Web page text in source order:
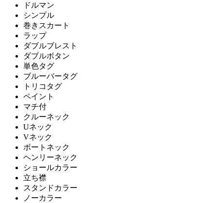
ドルマン
シンプル
巻きスカート
ラップ
ダブルブレスト
ダブルボタン
単色タグ
ブルーバータグ
トリコタグ
ペイント
マチ付
クルーネック
Uネック
Vネック
ボートネック
ヘンリーネック
ショールカラー
立ち襟
スタンドカラー
ノーカラー